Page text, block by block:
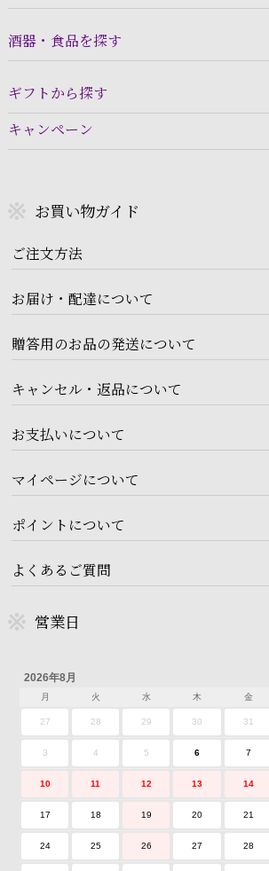
酒器・食品を探す
ギフトから探す
キャンペーン
お買い物ガイド
ご注文方法
お届け・配達について
贈答用のお品の発送について
キャンセル・返品について
お支払いについて
マイページについて
ポイントについて
よくあるご質問
営業日
2026年8月
月 火 水 木 金
27 28 29 30 31
3 4 5 6 7
10 11 12 13 14
17 18 19 20 21
24 25 26 27 28